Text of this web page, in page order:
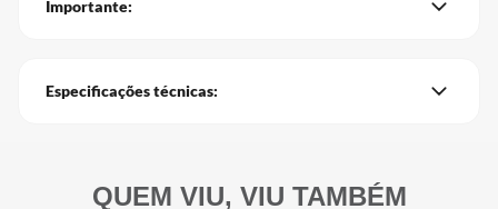
Importante:
Especificações técnicas: